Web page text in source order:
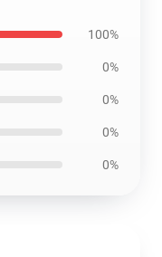
100%
0%
0%
0%
0%